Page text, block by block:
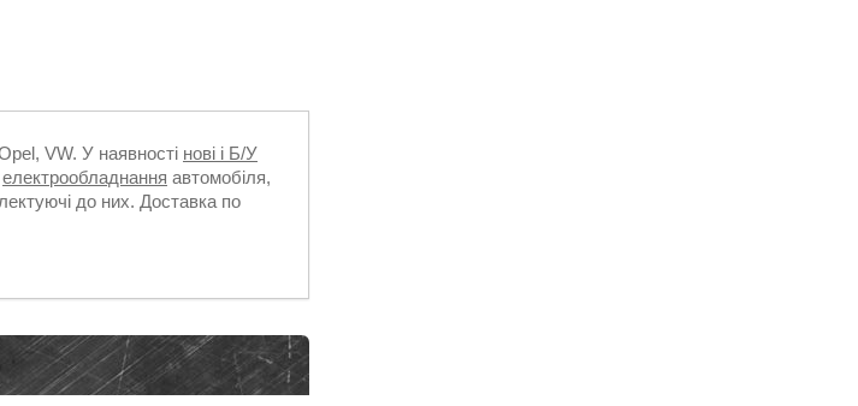
VW. У наявності нові і Б/У
електрообладнання автомобіля,
до них. Доставка по